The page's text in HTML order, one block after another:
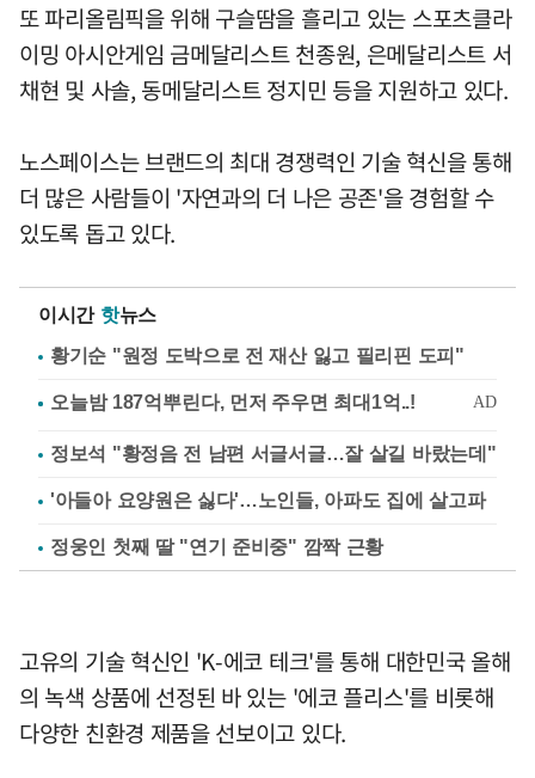
또 파리올림픽을 위해 구슬땀을 흘리고 있는 스포츠클라
이밍 아시안게임 금메달리스트 천종원, 은메달리스트 서
채현 및 사솔, 동메달리스트 정지민 등을 지원하고 있다.
노스페이스는 브랜드의 최대 경쟁력인 기술 혁신을 통해
더 많은 사람들이 '자연과의 더 나은 공존'을 경험할 수
있도록 돕고 있다.
이시간 핫뉴스
황기순 "원정 도박으로 전 재산 잃고 필리핀 도피"
정보석 "황정음 전 남편 서글서글…잘 살길 바랐는데"
'아들아 요양원은 싫다'…노인들, 아파도 집에 살고파
정웅인 첫째 딸 "연기 준비중" 깜짝 근황
고유의 기술 혁신인 'K-에코 테크'를 통해 대한민국 올해
의 녹색 상품에 선정된 바 있는 '에코 플리스'를 비롯해
다양한 친환경 제품을 선보이고 있다.